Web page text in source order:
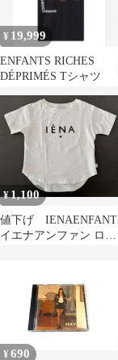
¥ 19,999
ENFANTS RICHES
DÉPRIMÉS Tシャツ
¥1,100
値下げ IENAENFANT
イエナアンファン ロゴ
¥690